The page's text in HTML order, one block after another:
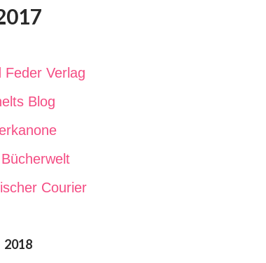
Feder Verlag
Blog
Courier
2018